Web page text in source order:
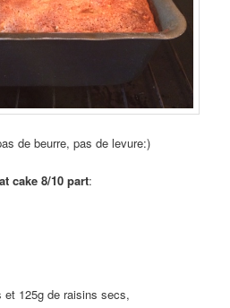
de beurre, pas de levure:)
cake 8/10 part:
et 125g de raisins secs,